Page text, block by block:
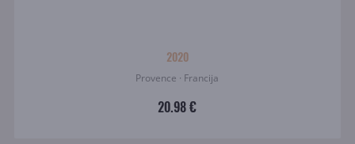
2020
Provence · Francija
20.98 €